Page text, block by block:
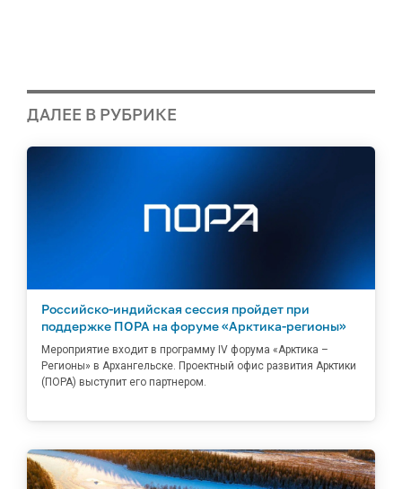
ДАЛЕЕ В РУБРИКЕ
Российско-индийская сессия пройдет при
поддержке ПОРА на форуме «Арктика-регионы»
Мероприятие входит в программу IV форума «Арктика –
Регионы» в Архангельске. Проектный офис развития Арктики
(ПОРА) выступит его партнером.